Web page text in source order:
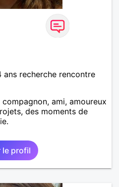
ans recherche rencontre
ami, amoureux
des moments de
le profil